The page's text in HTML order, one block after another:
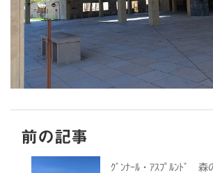
前の記事
ｸﾞﾝﾅｰﾙ・ｱｽﾌﾟﾙﾝﾄﾞ